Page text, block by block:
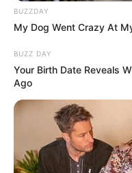
BUZZDAY
My Dog Went Crazy At
BUZZ DAY
Your Birth Date Reveals
Ago